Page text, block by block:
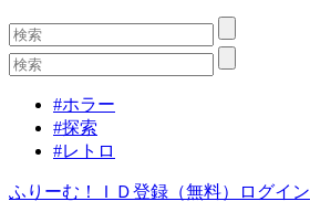
#ホラー
#探索
#レトロ
ふりーむ！ＩＤ登録（無料） ログイン